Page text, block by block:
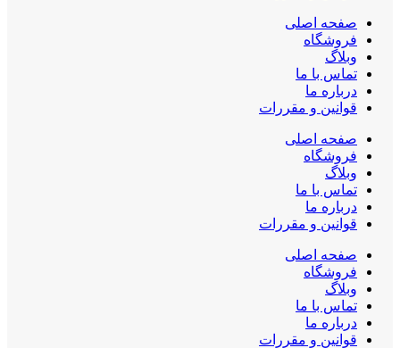
صفحه اصلی
فروشگاه
وبلاگ
تماس با ما
درباره ما
قوانین و مقررات
صفحه اصلی
فروشگاه
وبلاگ
تماس با ما
درباره ما
قوانین و مقررات
صفحه اصلی
فروشگاه
وبلاگ
تماس با ما
درباره ما
قوانین و مقررات